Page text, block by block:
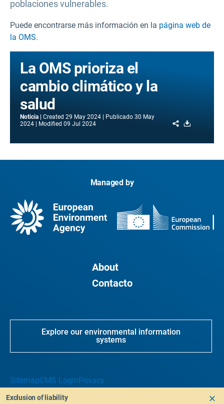
poblaciones vulnerables.
Puede encontrarse más información en la página web de
la OMS.
La OMS prioriza el
cambio climático y la
salud
Noticia Created 29 May 2024 Publicado 30 May
2024
Modified 09 Jul 2024 Share
Managed by
About
Contacto
Explore our environmental information
systems
SitemapCMS LoginPrivacy
Exclusion of liability